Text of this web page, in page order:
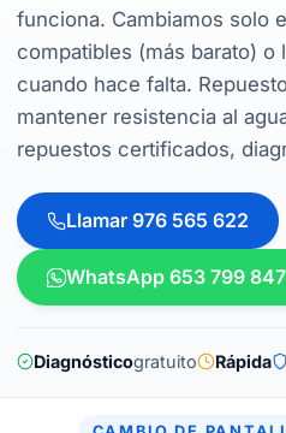
funciona. Cambiamos solo
compatibles (más barato) o
cuando hace falta.
mantener resistencia al
repuestos certificados,
Llamar 976 565 622
WhatsApp 653 799 847
Diagnósticogratuito Rápida